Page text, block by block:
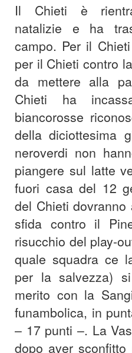
Il Chieti è
natalizie e ha
campo. Per il
per il Chieti contro
da mettere alla
Chieti ha
biancorosse
della diciottesima
neroverdi non
piangere sul latte
fuori casa del 12
del Chieti dovranno
sfida contro il
risucchio del play-
quale squadra ce
per la salvezza)
merito con la
funambolica, in
– 17 punti –. La
dopo aver